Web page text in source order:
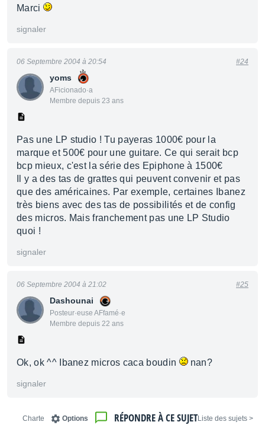
Marci
signaler
yoms
AFicionado·a
Membre depuis 23 ans
06 Septembre 2004 à 20:54 #24
Pas une LP studio ! Tu payeras 1000€ pour la
marque et 500€ pour une guitare. Ce qui serait bcp
bcp mieux, c'est la série des Epiphone à 1500€
Il y a des tas de grattes qui peuvent convenir et pas
que des américaines. Par exemple, certaines Ibanez
très biens avec des tas de possibilités et de config
des micros. Mais franchement pas une LP Studio
quoi !
signaler
Dashounai
Posteur·euse AFfamé·e
Membre depuis 22 ans
06 Septembre 2004 à 21:02 #25
Ok, ok ^^ Ibanez micros caca boudin nan?
signaler
< Liste des sujets
RÉPONDRE À CE SUJET
Options
Charte